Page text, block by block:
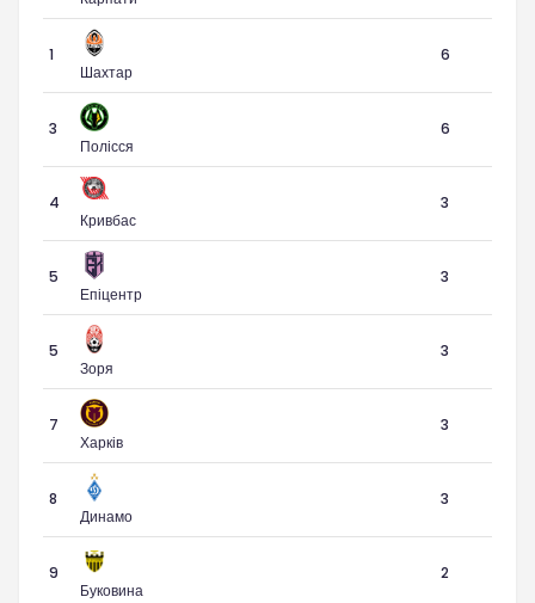
1
Шахтар
6
3
Полісся
6
4
Кривбас
3
5
Епіцентр
3
5
Зоря
3
7
Харків
3
8
Динамо
3
9
Буковина
2